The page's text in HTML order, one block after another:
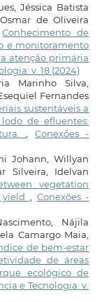
Jéssica Batista
de Oliveira
Conhecimento de
e monitoramento
atenção primária
v. 18 (2024)
Marinho Silva,
Fernandes
sustentáveis a
de efluentes:
Conexões -
Johann, Willyan
Silveira, Idelvan
vegetation
Conexões -
Nájila
Camargo Maia,
de bem-estar
de áreas
ecológico de
e Tecnologia: v.